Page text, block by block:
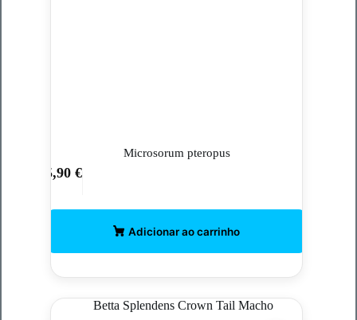
Microsorum pteropus
5,90 €